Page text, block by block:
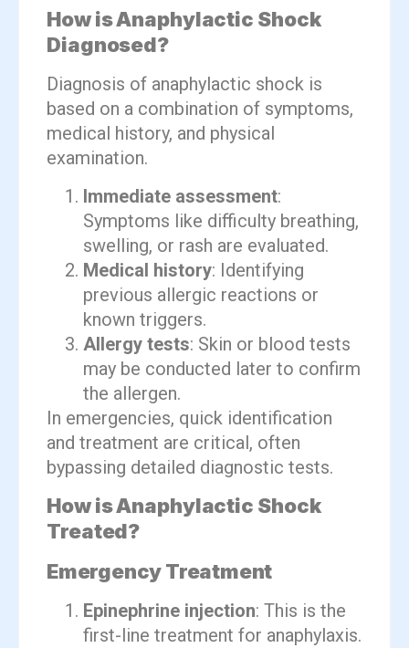
How is Anaphylactic Shock
Diagnosed?
Diagnosis of anaphylactic shock is
based on a combination of symptoms,
medical history, and physical
examination.
Immediate assessment:
Symptoms like difficulty breathing,
swelling, or rash are evaluated.
Medical history: Identifying
previous allergic reactions or
known triggers.
Allergy tests: Skin or blood tests
may be conducted later to confirm
the allergen.
In emergencies, quick identification
and treatment are critical, often
bypassing detailed diagnostic tests.
How is Anaphylactic Shock
Treated?
Emergency Treatment
Epinephrine injection: This is the
first-line treatment for anaphylaxis.